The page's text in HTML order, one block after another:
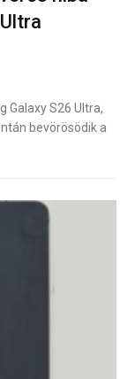
Galaxy S26 Ultra,
bevörösödik a